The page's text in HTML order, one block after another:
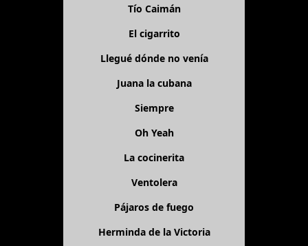
Tío Caimán
El cigarrito
Llegué dónde no venía
Juana la cubana
Siempre
Oh Yeah
La cocinerita
Ventolera
Pájaros de fuego
Herminda de la Victoria